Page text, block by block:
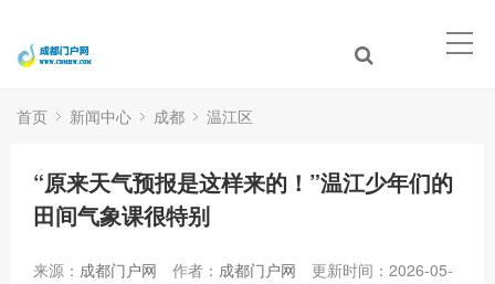
首页 新闻中心 成都 温江区
“原来天气预报是这样来的！”温江少年们的
田间气象课很特别
来源： 成都门户网 作者： 成都门户网
更新时间：2026-05-